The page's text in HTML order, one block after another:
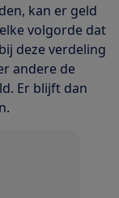
kan er geld
volgorde dat
deze verdeling
andere de
Er blijft dan